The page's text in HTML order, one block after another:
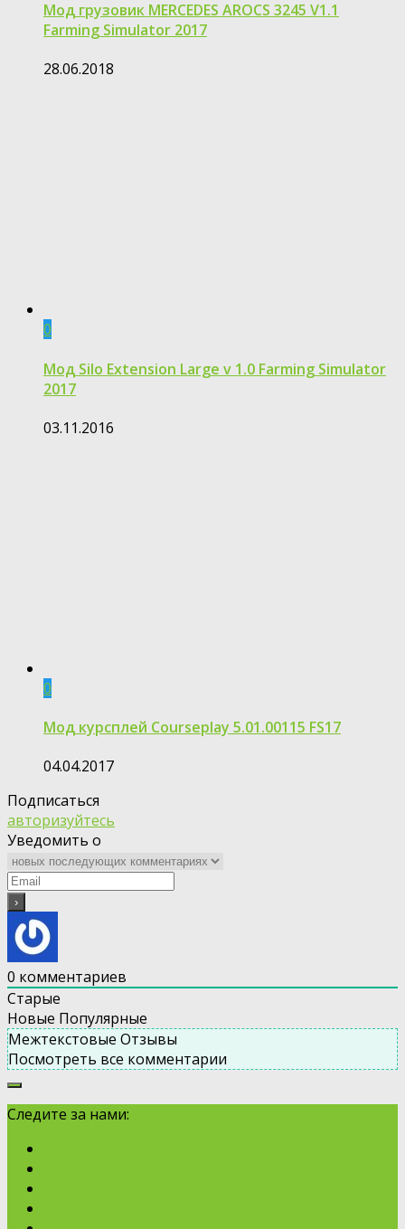
Мод грузовик MERCEDES AROCS 3245 V1.1
Farming Simulator 2017
28.06.2018
0
Мод Silo Extension Large v 1.0 Farming Simulator
2017
03.11.2016
0
Мод курсплей Courseplay 5.01.00115 FS17
04.04.2017
Подписаться
авторизуйтесь
Уведомить о
0 комментариев
Старые
Новые Популярные
Межтекстовые Отзывы
Посмотреть все комментарии
Следите за нами: